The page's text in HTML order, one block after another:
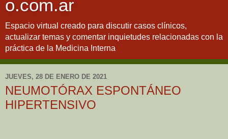
o.com.ar
Espacio virtual creado para discutir casos clínicos,
actualizar temas y comentar inquietudes relacionadas con la
práctica de la Medicina Interna
JUEVES, 28 DE ENERO DE 2021
NEUMOTÓRAX ESPONTÁNEO
HIPERTENSIVO